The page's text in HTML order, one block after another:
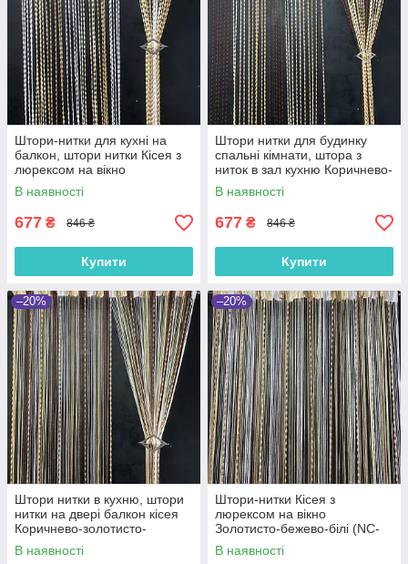
Штори-нитки для кухні на
балкон, штори нитки Кісея з
люрексом на вікно
Золотисто-бежево-білі (NB-
205)
В наявності
677 ₴ 846 ₴
Купити
Штори нитки для будинку
спальні кімнати, штора з
ниток в зал кухню Коричнево-
золото-бежевий (NB-302)
В наявності
677 ₴ 846 ₴
Купити
–20%
Штори нитки в кухню, штори
нитки на двері балкон кісея
Коричнево-золотисто-
бежево-білі (NC-301)
В наявності
–20%
Штори-нитки Кісея з
люрексом на вікно
Золотисто-бежево-білі (NC-
205)
В наявності